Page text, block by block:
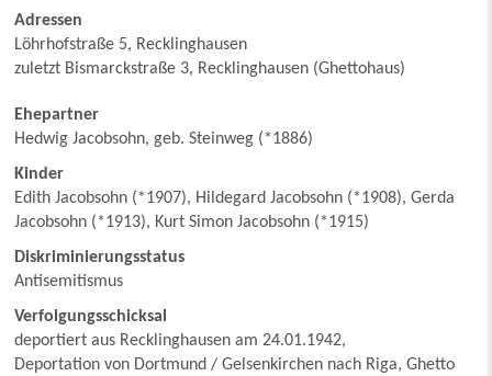
Adressen
Löhrhofstraße 5, Recklinghausen
zuletzt Bismarckstraße 3, Recklinghausen (Ghettohaus)
Ehepartner
Hedwig Jacobsohn, geb. Steinweg (*1886)
Kinder
Edith Jacobsohn (*1907), Hildegard Jacobsohn (*1908), Gerda
Jacobsohn (*1913), Kurt Simon Jacobsohn (*1915)
Diskriminierungsstatus
Antisemitismus
Verfolgungsschicksal
deportiert aus Recklinghausen am 24.01.1942,
Deportation von Dortmund / Gelsenkirchen nach Riga, Ghetto